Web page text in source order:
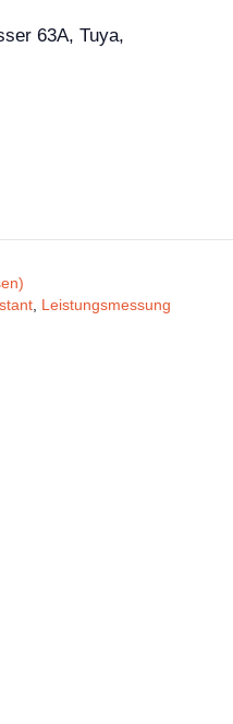
63A, Tuya,
Leistungsmessung